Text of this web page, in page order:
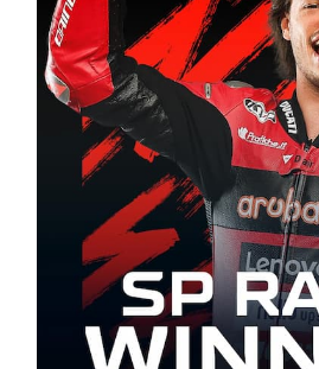
POSITION
POUR
LA
3ÈME
FOIS
CONSÉCUTIVE
AUX
HEURES
MOTOS
SUR
LE
CIRCUIT
BUGATTI
LE
MANS